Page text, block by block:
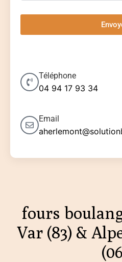
fours
Var (83) &
Téléphone
04 94 17 93 34
Email